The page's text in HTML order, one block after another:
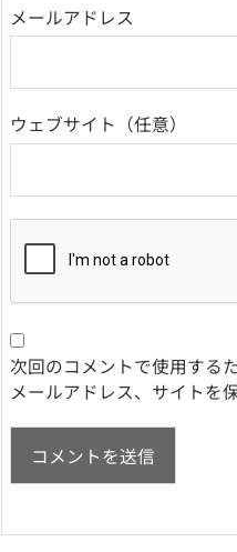
メールアドレス
ウェブサイト
次回のコメントで使用する
メールアドレス、サイトを